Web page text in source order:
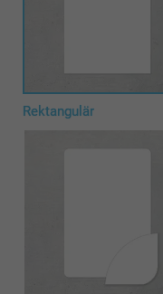
Rektangulär